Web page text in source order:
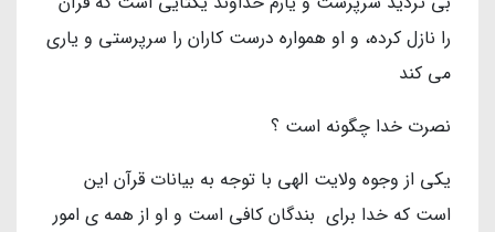
را نازل کرده، و او همواره درست کاران را سرپرستی و یاری
می کند
نصرت خدا چگونه است ؟
یکی از وجوه ولایت الهی با توجه به بیانات قرآن این
است که خدا برای بندگان کافی است و او از همه ی امور